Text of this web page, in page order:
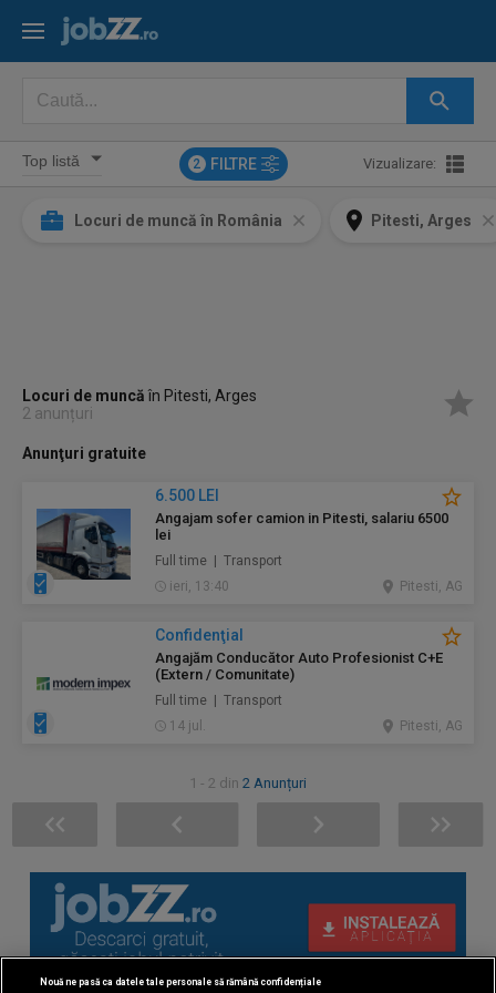
2 FILTRE Vizualizare:
Locuri de muncă în România Pitesti, Arges
Locuri de muncăîn Pitesti, Arges
2 anunțuri
Anunţuri gratuite
6.500 LEI
Angajam sofer camion in Pitesti, salariu 6500
lei
Full time | Transport
ieri, 13:40
Pitesti, AG
Confidenţial
Angajăm Conducător Auto Profesionist C+E
(Extern / Comunitate)
Full time | Transport
14 jul.
Pitesti, AG
1 - 2 din 2 Anunțuri
Nouă ne pasă ca datele tale personale să rămână confidențiale